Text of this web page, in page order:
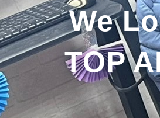
We
TOP